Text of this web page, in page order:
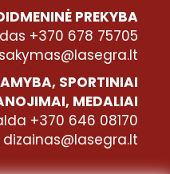
PREKYBA
+370 678 75705
SPORTINIAI
MEDALIAI
+370 646 08170
dizainas@lasegra.lt